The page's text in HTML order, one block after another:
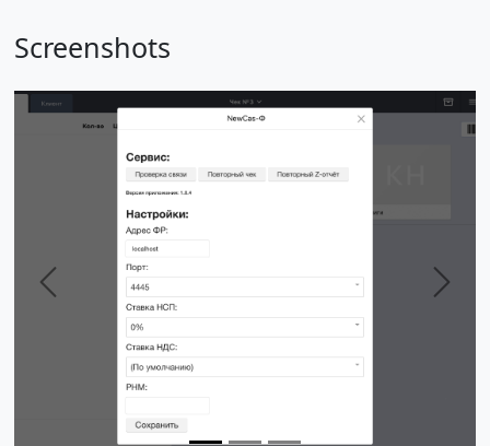
Screenshots
Previous Next